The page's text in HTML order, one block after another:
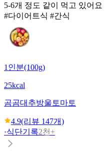
5-6개 정도 같이 먹고 있어요
#다이어트식 #간식
1인분(100g)
25kcal
곰곰대추방울토마토
4.9(리뷰 147개)
·식단기록2천+